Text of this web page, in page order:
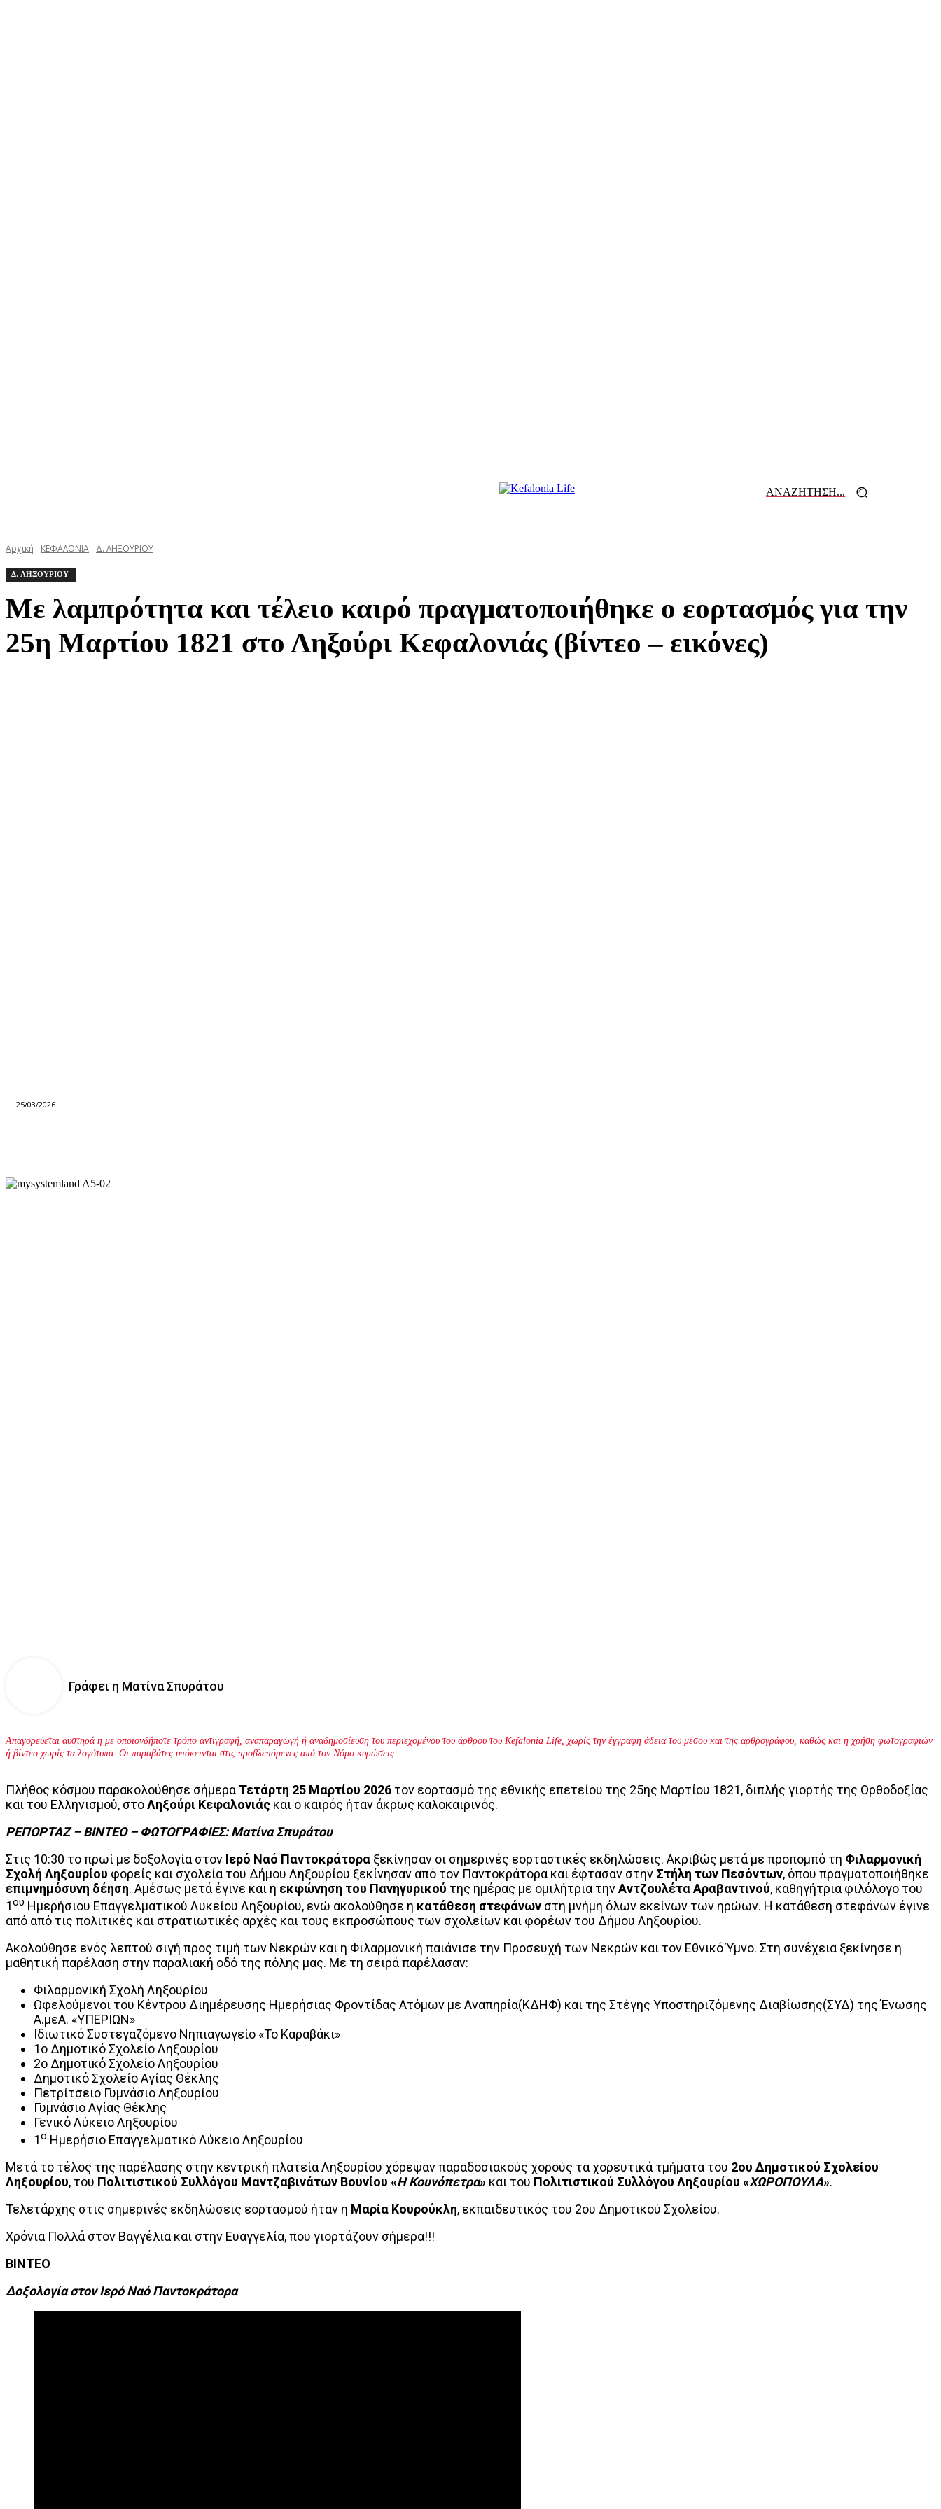
ΑΝΑΖΗΤΗΣΗ...
Αρχική ΚΕΦΑΛΟΝΙΑ Δ. ΛΗΞΟΥΡΙΟΥ
Δ. ΛΗΞΟΥΡΙΟΥ
Με λαμπρότητα και τέλειο καιρό πραγματοποιήθηκε ο εορτασμός για την
25η Μαρτίου 1821 στο Ληξούρι Κεφαλονιάς (βίντεο – εικόνες)
25/03/2026
Γράφει η Ματίνα Σπυράτου
Απαγορεύεται αυστηρά η με οποιονδήποτε τρόπο αντιγραφή, αναπαραγωγή ή αναδημοσίευση του περιεχομένου του άρθρου του Kefalonia Life, χωρίς την έγγραφη άδεια του μέσου και της αρθρογράφου, καθώς και η χρήση φωτογραφιών
ή βίντεο χωρίς τα λογότυπα. Οι παραβάτες υπόκεινται στις προβλεπόμενες από τον Νόμο κυρώσεις.
Πλήθος κόσμου παρακολούθησε σήμεραΤετάρτη 25 Μαρτίου 2026 τον εορτασμό της εθνικής επετείου της 25ης Μαρτίου 1821, διπλής γιορτής της Ορθοδοξίας
και του Ελληνισμού, στοΛηξούρι Κεφαλονιάς και ο καιρός ήταν άκρως καλοκαιρινός.
ΡΕΠΟΡΤΑΖ – ΒΙΝΤΕΟ – ΦΩΤΟΓΡΑΦΙΕΣ: Ματίνα Σπυράτου
Στις 10:30 το πρωί με δοξολογία στον Ιερό Ναό Παντοκράτορα ξεκίνησαν οι σημερινές εορταστικές εκδηλώσεις. Ακριβώς μετά με προπομπό τη Φιλαρμονική
Σχολή Ληξουρίου φορείς και σχολεία του Δήμου Ληξουρίου ξεκίνησαν από τον Παντοκράτορα και έφτασαν στην Στήλη των Πεσόντων, όπου πραγματοποιήθηκε
επιμνημόσυνη δέηση. Αμέσως μετά έγινε και η εκφώνηση του Πανηγυρικού της ημέρας με ομιλήτρια τηνΑντζουλέτα Αραβαντινού, καθηγήτρια φιλόλογο του
1ου Ημερήσιου Επαγγελματικού Λυκείου Ληξουρίου, ενώ ακολούθησε η κατάθεση στεφάνων στη μνήμη όλων εκείνων των ηρώων. Η κατάθεση στεφάνων έγινε
από από τις πολιτικές και στρατιωτικές αρχές και τους εκπροσώπους των σχολείων και φορέων του Δήμου Ληξουρίου.
Ακολούθησε ενός λεπτού σιγή προς τιμή των Νεκρών και η Φιλαρμονική παιάνισε την Προσευχή των Νεκρών και τον Εθνικό Ύμνο. Στη συνέχεια ξεκίνησε η
μαθητική παρέλαση στην παραλιακή οδό της πόλης μας. Με τη σειρά παρέλασαν:
Φιλαρμονική Σχολή Ληξουρίου
Ωφελούμενοι του Κέντρου Διημέρευσης Ημερήσιας Φροντίδας Ατόμων με Αναπηρία(ΚΔΗΦ) και της Στέγης Υποστηριζόμενης Διαβίωσης(ΣΥΔ) της Ένωσης
Α.μεΑ. «ΥΠΕΡΙΩΝ»
Ιδιωτικό Συστεγαζόμενο Νηπιαγωγείο «Το Καραβάκι»
1ο Δημοτικό Σχολείο Ληξουρίου
2ο Δημοτικό Σχολείο Ληξουρίου
Δημοτικό Σχολείο Αγίας Θέκλης
Πετρίτσειο Γυμνάσιο Ληξουρίου
Γυμνάσιο Αγίας Θέκλης
Γενικό Λύκειο Ληξουρίου
1ο Ημερήσιο Επαγγελματικό Λύκειο Ληξουρίου
Μετά το τέλος της παρέλασης στην κεντρική πλατεία Ληξουρίου χόρεψαν παραδοσιακούς χορούς τα χορευτικά τμήματα του 2ου Δημοτικού Σχολείου
Ληξουρίου, του Πολιτιστικού Συλλόγου Μαντζαβινάτων Βουνίου «Η Κουνόπετρα» και του Πολιτιστικού Συλλόγου Ληξουρίου «ΧΩΡΟΠΟΥΛΑ».
Τελετάρχης στις σημερινές εκδηλώσεις εορτασμού ήταν η Μαρία Κουρούκλη, εκπαιδευτικός του 2ου Δημοτικού Σχολείου.
Χρόνια Πολλά στον Βαγγέλια και στην Ευαγγελία, που γιορτάζουν σήμερα!!!
ΒΙΝΤΕΟ
Δοξολογία στον Ιερό Ναό Παντοκράτορα